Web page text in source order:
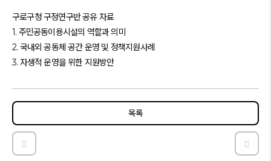
구로구청 구정연구반 공유 자료
1. 주민공동이용시설의 역할과 의미
2. 국내외 공동체 공간 운영 및 정책지원사례
3. 자생적 운영을 위한 지원방안
목록
구로구 공익활동지원센터 운영방안 연구(2020.08) (구로